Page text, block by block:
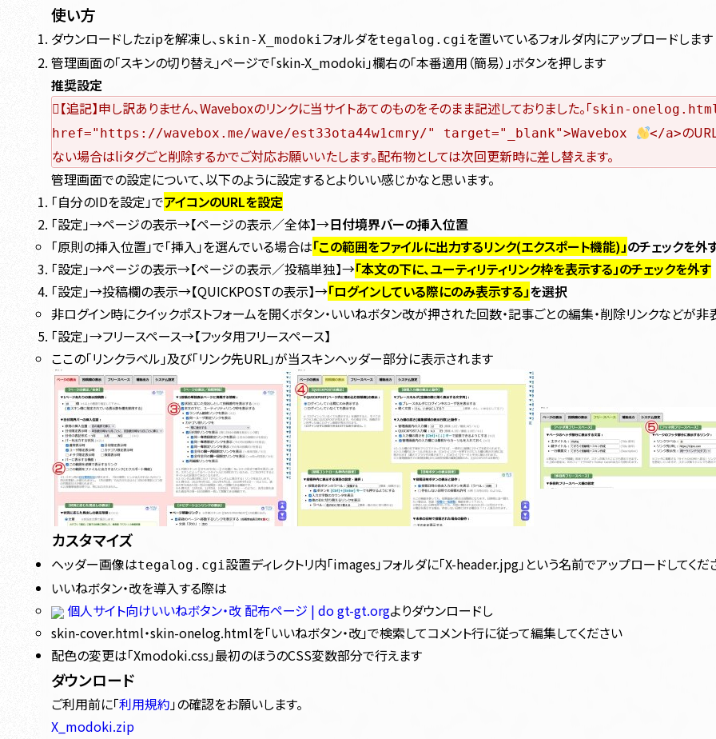
使い方
ダウンロードしたzipを解凍し、skin-X_modokiフォルダをtegalog.cgiを置いているフォルダ内にアップロードします
管理画面の「スキンの切り替え」ページで「skin-X_modoki」欄右の「本番適用（簡易）」ボタンを押します
推奨設定
【追記】申し訳ありません、Waveboxのリンクに当サイトあてのものをそのまま記述しておりました。「skin-
href="https://wavebox.me/wave/est33ota44w1cmry/" target="_blank">Wavebox
</a>の
ない場合はliタグごと削除するかでご対応お願いいたします。配布物としては次回更新時に差し替えます。
管理画面での設定について、以下のように設定するとよりいい感じかなと思います。
「自分のIDを設定」でアイコンのURLを設定
「設定」→ページの表示→【ページの表示／全体】→日付境界バーの挿入位置
「原則の挿入位置」で「挿入」を選んでいる場合は「この範囲をファイルに出力するリンク(エクスポート機能)」のチェックを外
「設定」→ページの表示→【ページの表示／投稿単独】→「本文の下に、ユーティリティリンク枠を表示する」のチェックを外す
「設定」→投稿欄の表示→【QUICKPOSTの表示】→「ログインしている際にのみ表示する」を選択
非ログイン時にクイックポストフォームを開くボタン・いいねボタン改が押された回数・記事ごとの編集・削除リンクなどが
「設定」→フリースペース→【フッタ用フリースペース】
ここの「リンクラベル」及び「リンク先URL」が当スキンヘッダー部分に表示されます
カスタマイズ
ヘッダー画像はtegalog.cgi設置ディレクトリ内「images」フォルダに「X-header.jpg」という名前でアップロードしてくだ
いいねボタン・改を導入する際は
個人サイト向けいいねボタン・改 配布ページ | do gt-gt.orgよりダウンロードし
skin-cover.html・skin-onelog.htmlを「いいねボタン・改」で検索してコメント行に従って編集してください
配色の変更は「Xmodoki.css」最初のほうのCSS変数部分で行えます
ダウンロード
ご利用前に「利用規約」の確認をお願いします。
X_modoki.zip